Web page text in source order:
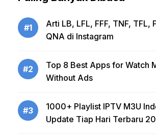
#1
Arti LB, LFL, FFF, TNF, TFL,
QNA di Instagram
#2
Top 8 Best Apps for Watch
Without Ads
#3
1000+ Playlist IPTV M3U
Update Tiap Hari Terbaru